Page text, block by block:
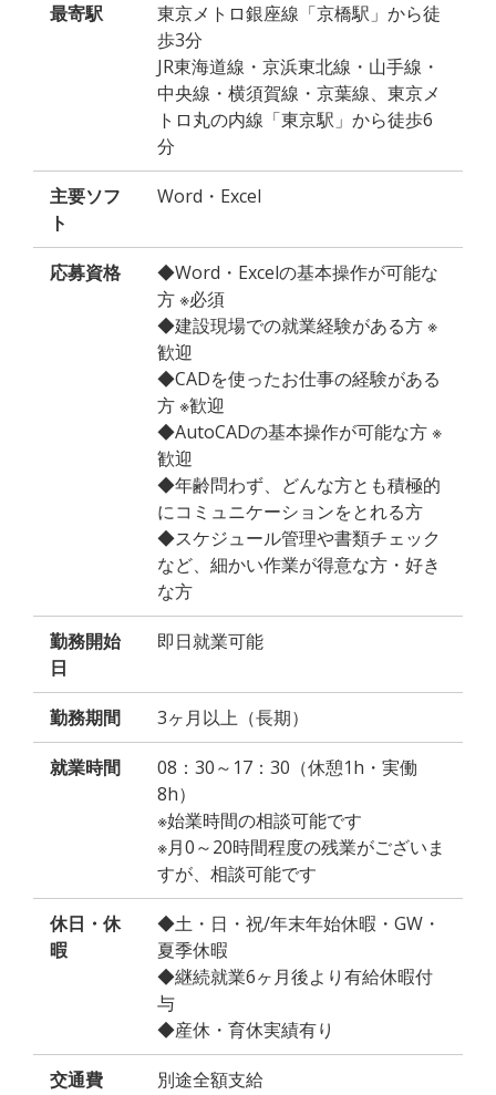
最寄駅
東京メトロ銀座線「京橋駅」から徒
歩3分
JR東海道線・京浜東北線・山手線・
中央線・横須賀線・京葉線、東京メ
トロ丸の内線「東京駅」から徒歩6
分
主要ソフ
ト
Word・Excel
応募資格
◆Word・Excelの基本操作が可能な
方 ※必須
◆建設現場での就業経験がある方 ※
歓迎
◆CADを使ったお仕事の経験がある
方 ※歓迎
◆AutoCADの基本操作が可能な方 ※
歓迎
◆年齢問わず、どんな方とも積極的
にコミュニケーションをとれる方
◆スケジュール管理や書類チェック
など、細かい作業が得意な方・好き
な方
勤務開始
日
即日就業可能
勤務期間 3ヶ月以上（長期）
就業時間
08：30～17：30（休憩1h・実働
8h）
※始業時間の相談可能です
※月0～20時間程度の残業がございま
すが、相談可能です
休日・休
暇
◆土・日・祝/年末年始休暇・GW・
夏季休暇
◆継続就業6ヶ月後より有給休暇付
与
◆産休・育休実績有り
交通費 別途全額支給